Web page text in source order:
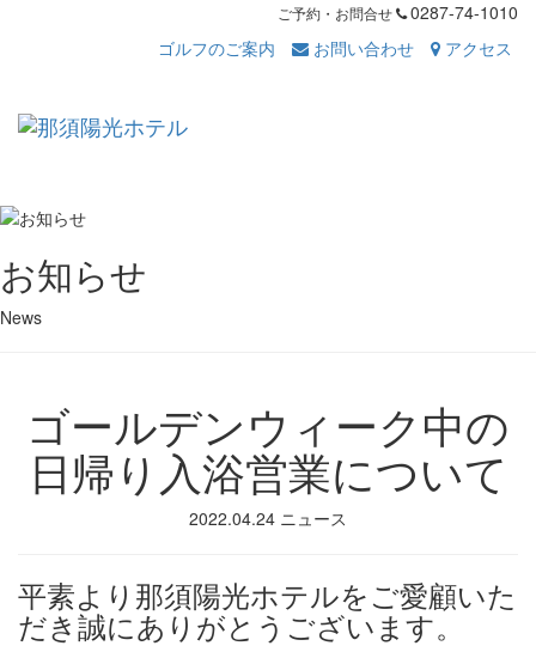
ご予約・お問合せ
0287-74-1010
ゴルフのご案内
お問い合わせ アクセス
お知らせ
News
ゴールデンウィーク中の
日帰り入浴営業について
2022.04.24 ニュース
平素より那須陽光ホテルをご愛顧いた
だき誠にありがとうございます。